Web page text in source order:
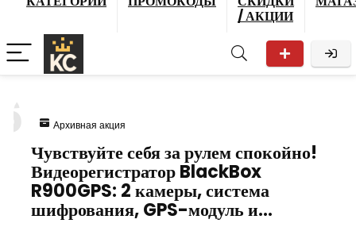
/ АКЦИИ
Архивная акция
Чувствуйте себя за рулем спокойно!
Видеорегистратор BlackBox
R900GPS: 2 камеры, система
шифрования, GPS-модуль и…